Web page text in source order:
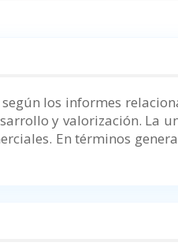
los informes
y valorización. La
. En términos